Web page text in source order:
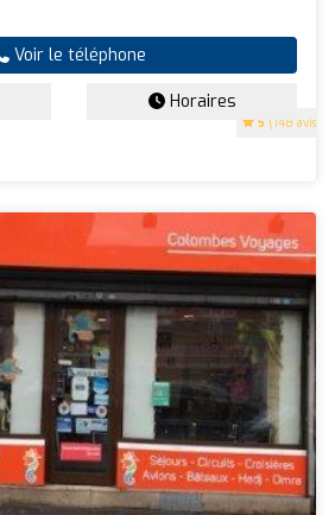
5 (148 avis)
Voir le téléphone
Horaires